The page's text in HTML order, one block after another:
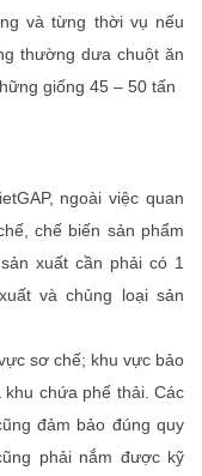
và từng thời vụ nếu
thường dưa chuột ăn
giống 45 – 50 tấn
ngoài việc quan
chế biến sản phẩm
xuất cần phải có 1
và chủng loại sản
sơ chế; khu vực bảo
chứa phế thải. Các
đảm bảo đúng quy
phải nắm được kỹ